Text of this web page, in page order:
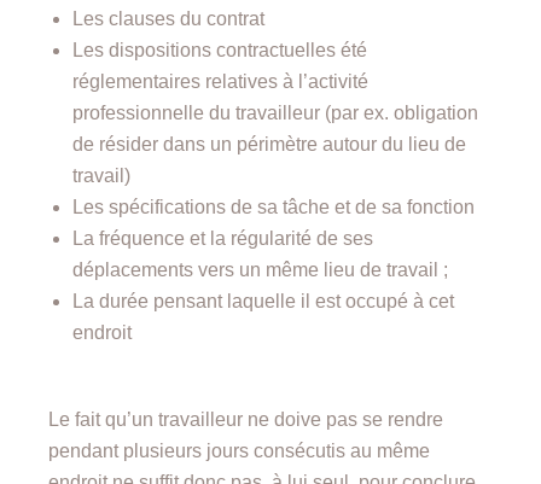
Les clauses du contrat
Les dispositions contractuelles été
réglementaires relatives à l’activité
professionnelle du travailleur (par ex. obligation
de résider dans un périmètre autour du lieu de
travail)
Les spécifications de sa tâche et de sa fonction
La fréquence et la régularité de ses
déplacements vers un même lieu de travail ;
La durée pensant laquelle il est occupé à cet
endroit
Le fait qu’un travailleur ne doive pas se rendre
pendant plusieurs jours consécutis au même